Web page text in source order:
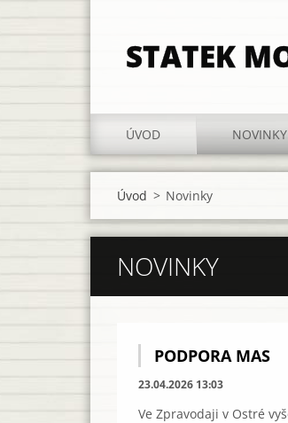
STATEK
ÚVOD NOVINKY
Úvod > Novinky
NOVINKY
PODPORA MAS
23.04.2026 13:03
Ve Zpravodaji v Ostré